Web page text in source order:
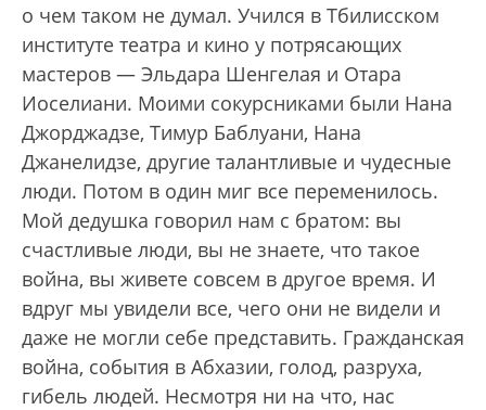
о чем таком не думал. Учился в Тбилисском
институте театра и кино у потрясающих
мастеров — Эльдара Шенгелая и Отара
Иоселиани. Моими сокурсниками были Нана
Джорджадзе, Тимур Баблуани, Нана
Джанелидзе, другие талантливые и чудесные
люди. Потом в один миг все переменилось.
Мой дедушка говорил нам с братом: вы
счастливые люди, вы не знаете, что такое
война, вы живете совсем в другое время. И
вдруг мы увидели все, чего они не видели и
даже не могли себе представить. Гражданская
война, события в Абхазии, голод, разруха,
гибель людей. Несмотря ни на что, нас